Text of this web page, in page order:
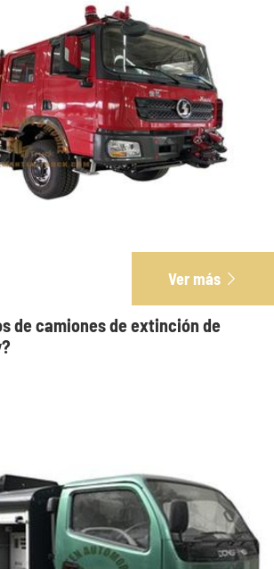
Ver más 
de camiones de extinción de